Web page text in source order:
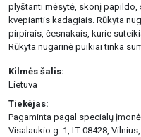
plyštanti mėsytė, skonį papildo,
kvepiantis kadagiais. Rūkyta
pirpirais, česnakais, kurie
Rūkyta nugarinė puikiai tinka
Kilmės šalis:
Lietuva
Tiekėjas:
Pagaminta pagal specialų
Visalaukio g. 1, LT-08428, Vilnius,